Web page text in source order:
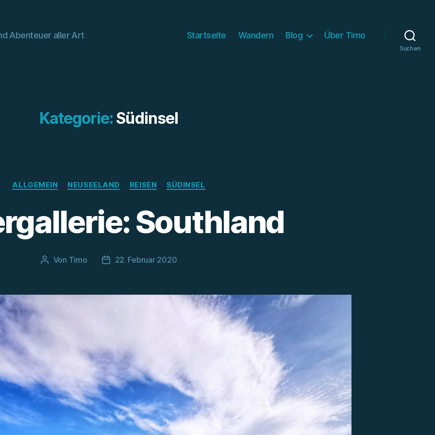
Abenteuer aller Art Startseite Wandern Blog Über Timo
Suchen
Kategorie: Südinsel
Kategorien
ALLGEMEIN NEUSEELAND REISEN SÜDINSEL
Southland
Beitragsautor
Von Timo Beitragsdatum
22. Februar 2020